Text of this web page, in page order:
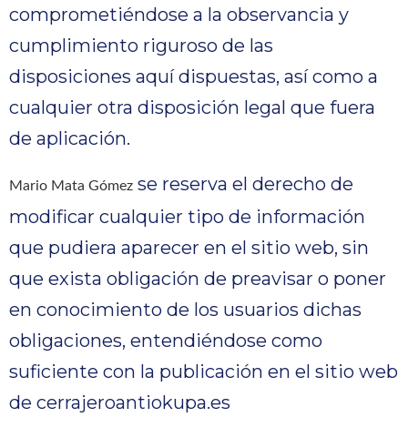
comprometiéndose a la observancia y
cumplimiento riguroso de las
disposiciones aquí dispuestas, así como a
cualquier otra disposición legal que fuera
de aplicación.
Mario Mata Gómez se reserva el derecho de
modificar cualquier tipo de información
que pudiera aparecer en el sitio web, sin
que exista obligación de preavisar o poner
en conocimiento de los usuarios dichas
obligaciones, entendiéndose como
suficiente con la publicación en el sitio web
de cerrajeroantiokupa.es